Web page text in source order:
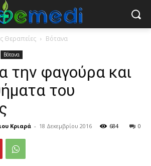
Θεραπείες Βότανα
Βότανα
την φαγούρα και
του
Κριαρά - 18 Δεκεμβρίου 2016 0
684